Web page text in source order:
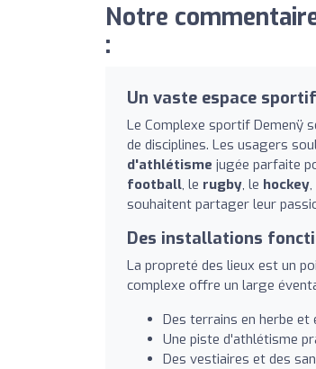
Notre
:
Un vaste espace
Le Complexe sportif Demenÿ
de disciplines. Les usagers
d'athlétisme jugée parfaite
football, le rugby, le hockey,
souhaitent partager leur
Des installations
La propreté des lieux est un
complexe offre un large
Des terrains en herbe
Une piste d'athlétisme
Des vestiaires et des